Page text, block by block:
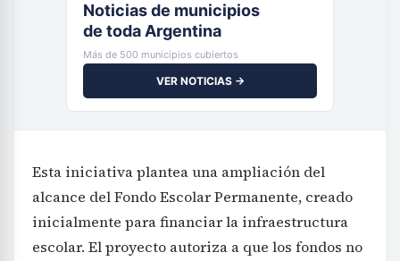
Noticias de municipios
de toda Argentina
Más de 500 municipios cubiertos
VER NOTICIAS →
Esta iniciativa plantea una ampliación del
alcance del Fondo Escolar Permanente, creado
inicialmente para financiar la infraestructura
escolar. El proyecto autoriza a que los fondos no